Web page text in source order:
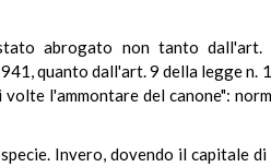
abrogato non tanto
quanto dall'art. 9 della legge n.
l'ammontare del canone":
Invero, dovendo il capitale